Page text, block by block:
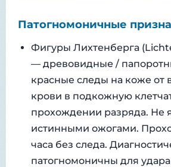
Патогномоничные
Фигуры Лихтенберга
— древовидные /
красные следы на коже от
крови в подкожную
прохождении разряда. Не
истинными ожогами.
часа без следа.
патогномоничны для